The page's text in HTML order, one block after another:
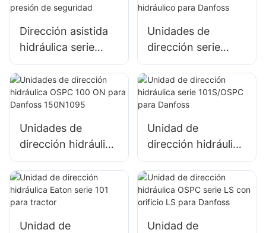
TRACTOR
Dirección asistida
hidráulica serie
101S con válvula de
presión de
seguridad
Unidades de
dirección serie
101S, engranaje de
dirección hidráulico
para Danfoss
Unidades de
dirección hidráulica
OSPC 100 ON para
Danfoss 150N1095
Unidad de
dirección hidráulica
serie 101S/OSPC
para Danfoss
Unidad de
Unidad de